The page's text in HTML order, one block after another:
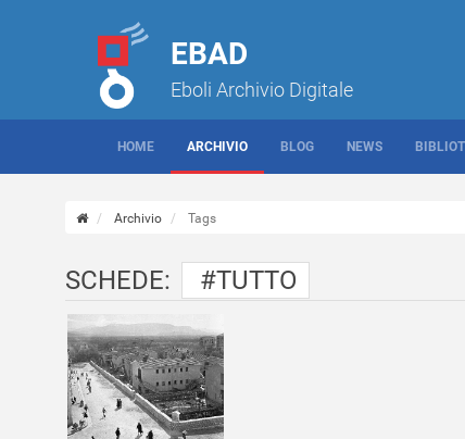
EBAD
Eboli Archivio Digitale
HOME ARCHIVIO BLOG NEWS
Archivio Tags
SCHEDE: #TUTTO